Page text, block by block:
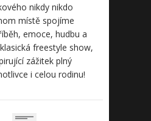
nikdy nikdo
místě spojíme
emoce, hudbu a
freestyle show,
zážitek plný
i celou rodinu!